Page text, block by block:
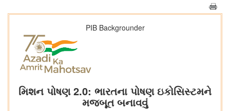
PIB Backgrounder
મિશન પોષણ 2.0: ભારતના પોષણ ઇકોસિસ્ટમને
મજબૂત બનાવવું